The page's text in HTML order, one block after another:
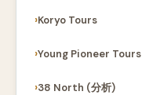
Koryo Tours
Young Pioneer Tours
38 North (分析)